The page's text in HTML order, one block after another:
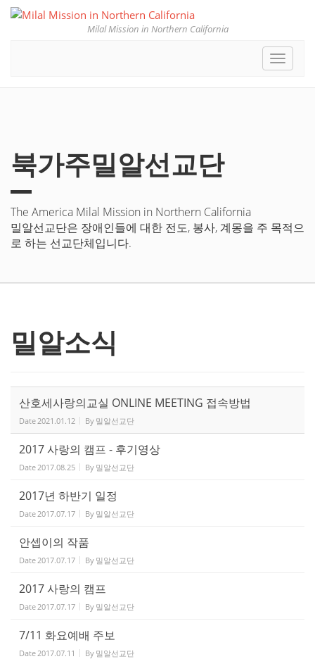
Milal Mission in Northern California
Toggle
북가주밀알선교단
The America Milal Mission in Northern California
밀알선교단은 장애인들에 대한 전도, 봉사, 계몽을 주 목적으
로 하는 선교단체입니다.
밀알소식
산호세사랑의교실 ONLINE MEETING 접속방법
Date2021.01.12 By 밀알선교단
2017 사랑의 캠프 - 후기영상
Date2017.08.25 By 밀알선교단
2017년 하반기 일정
Date2017.07.17 By 밀알선교단
안셉이의 작품
Date2017.07.17 By 밀알선교단
2017 사랑의 캠프
Date2017.07.17 By 밀알선교단
7/11 화요예배 주보
Date2017.07.11 By 밀알선교단